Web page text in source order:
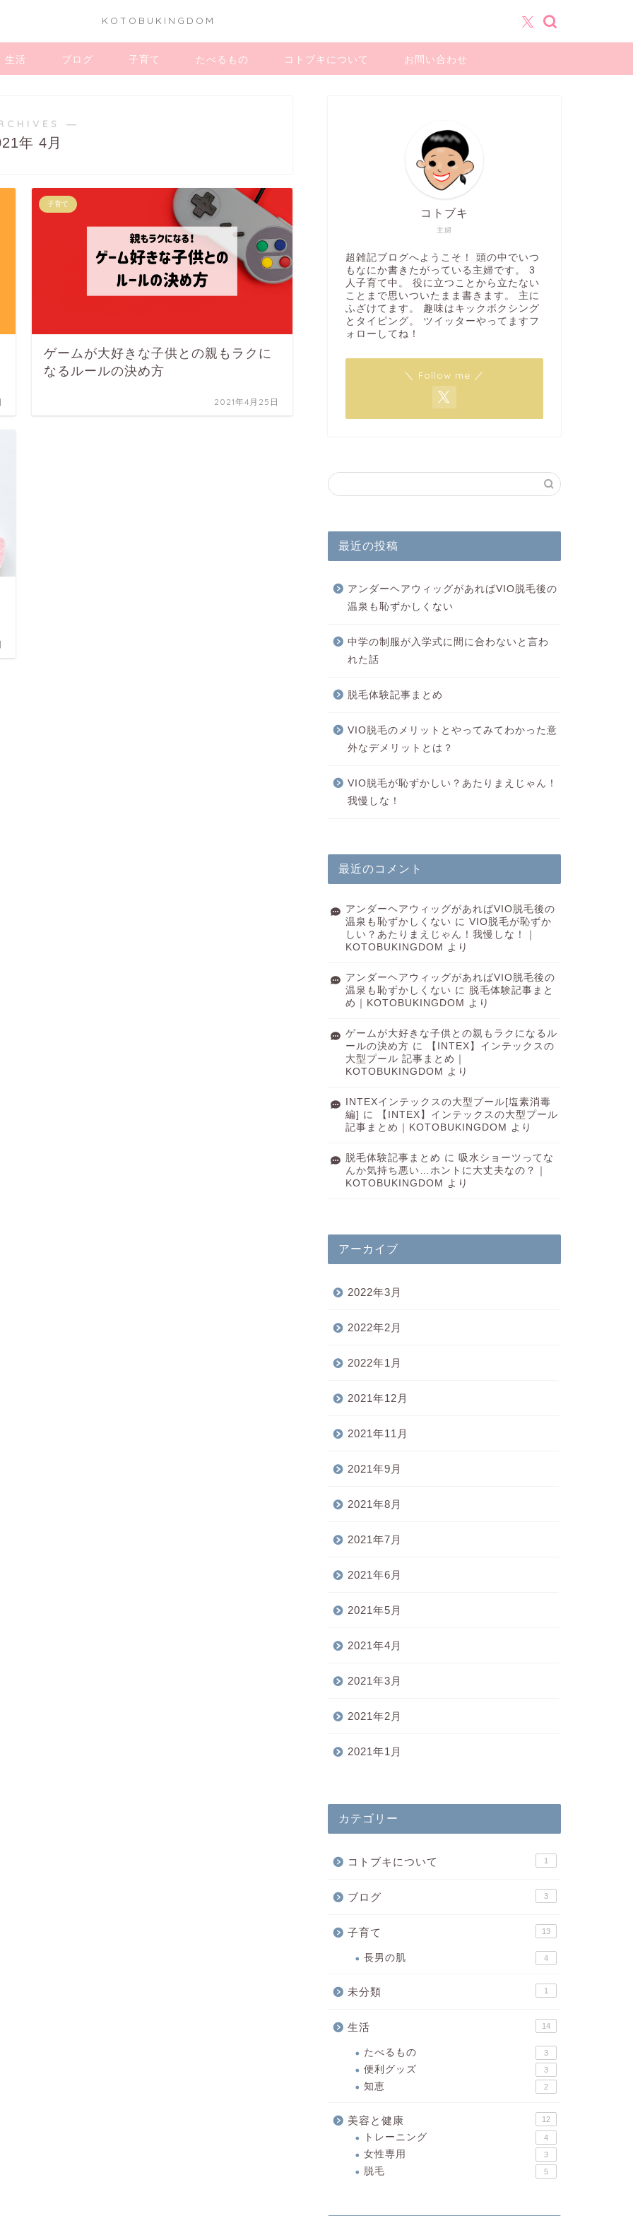
KOTOBUKINGDOM
生活 ブログ 子育て たべるもの コトブキについて お問い合わせ
―
年 4月
子育て
ゲームが大好きな子供との親もラクに
なるルールの決め方
2021年4月25日
主婦
コトブキ
超雑記ブログへようこそ！ 頭の中でいつ
もなにか書きたがっている主婦です。 3
人子育て中。 役に立つことから立たない
ことまで思いついたまま書きます。 主に
ふざけてます。 趣味はキックボクシング
とタイピング。 ツイッターやってますフ
ォローしてね！
＼ Follow me ／
最近の投稿
アンダーヘアウィッグがあればVIO脱毛後の
温泉も恥ずかしくない
中学の制服が入学式に間に合わないと言わ
れた話
脱毛体験記事まとめ
VIO脱毛のメリットとやってみてわかった意
外なデメリットとは？
VIO脱毛が恥ずかしい？あたりまえじゃん！
我慢しな！
最近のコメント
アンダーヘアウィッグがあればVIO脱毛後の
温泉も恥ずかしくない に VIO脱毛が恥ずか
しい？あたりまえじゃん！我慢しな！｜
KOTOBUKINGDOM より
アンダーヘアウィッグがあればVIO脱毛後の
温泉も恥ずかしくない に 脱毛体験記事まと
め｜KOTOBUKINGDOM より
ゲームが大好きな子供との親もラクになるル
ールの決め方 に
【INTEX】インテックスの
大型プール 記事まとめ｜
KOTOBUKINGDOM より
INTEXインテックスの大型プール[塩素消毒
編] に
【INTEX】インテックスの大型プール
記事まとめ｜KOTOBUKINGDOM より
脱毛体験記事まとめ に 吸水ショーツってな
んか気持ち悪い…ホントに大丈夫なの？｜
KOTOBUKINGDOM より
アーカイブ
2022年3月
2022年2月
2022年1月
2021年12月
2021年11月
2021年9月
2021年8月
2021年7月
2021年6月
2021年5月
2021年4月
2021年3月
2021年2月
2021年1月
カテゴリー
コトブキについて 1
ブログ 3
子育て 13
長男の肌 4
未分類 1
生活 14
たべるもの 3
便利グッズ 3
知恵 2
美容と健康 12
トレーニング 4
女性専用 3
脱毛 5